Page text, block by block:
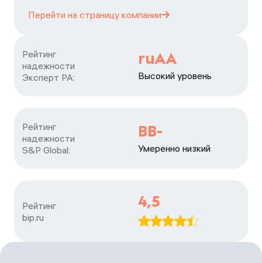
Перейти на страницу компании
Рейтинг
надежности
Эксперт РА:
ruAA
Высокий уровень
Рейтинг
надежности
S&P Global:
BB-
Умеренно низкий
Рейтинг
bip.ru
4,5